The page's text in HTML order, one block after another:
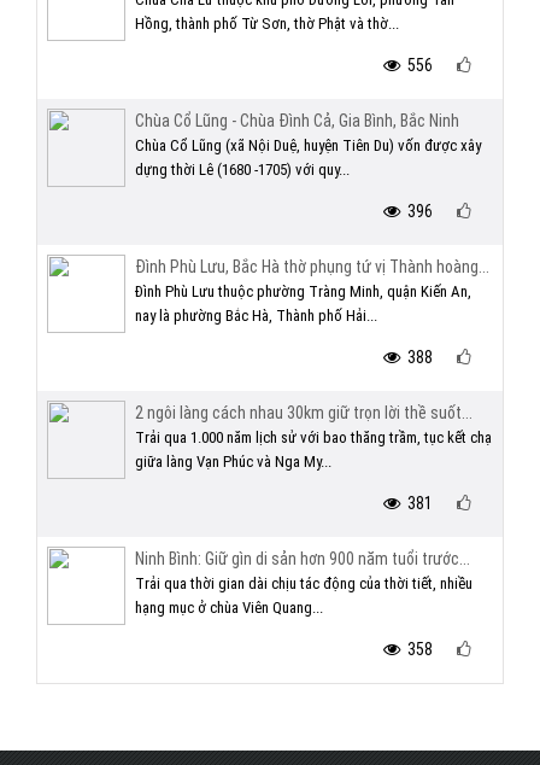
Hồng, thành phố Từ Sơn, thờ Phật và thờ...
556
Chùa Cổ Lũng - Chùa Đình Cả, Gia Bình, Bắc Ninh
Chùa Cổ Lũng (xã Nội Duệ, huyện Tiên Du) vốn được xây
dựng thời Lê (1680 -1705) với quy...
396
Đình Phù Lưu, Bắc Hà thờ phụng tứ vị Thành hoàng...
Đình Phù Lưu thuộc phường Tràng Minh, quận Kiến An,
nay là phường Bắc Hà, Thành phố Hải...
388
2 ngôi làng cách nhau 30km giữ trọn lời thề suốt...
Trải qua 1.000 năm lịch sử với bao thăng trầm, tục kết chạ
giữa làng Vạn Phúc và Nga My...
381
Ninh Bình: Giữ gìn di sản hơn 900 năm tuổi trước...
Trải qua thời gian dài chịu tác động của thời tiết, nhiều
hạng mục ở chùa Viên Quang...
358